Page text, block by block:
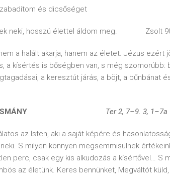
és dicsőséget
neki, hosszú élettel áldom meg. Zsolt
a halált akarja, hanem az életet. Jézus
a kísértés is bőségben van, s még szomorúbb:
a keresztút járás, a böjt, a bűnbánat
Ter 2, 7–9. 3, 1–7a
az Isten, aki a saját képére és
S milyen könnyen megsemmisülnek
perc, csak egy kis alkudozás a kísértővel… S
az életünk. Keres bennünket, Megváltót